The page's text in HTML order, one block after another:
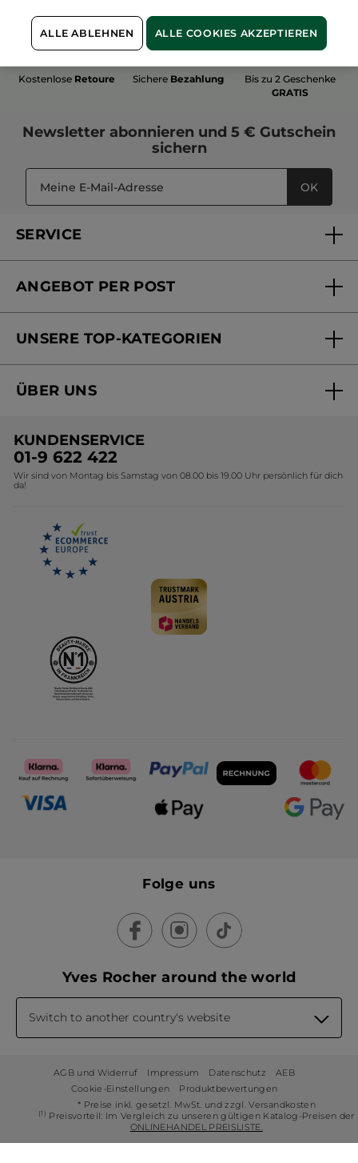
Kostenlose Retoure Sichere Bezahlung
Bis zu 2 Geschenke
GRATIS
Newsletter abonnieren und 5 € Gutschein
sichern
OK
SERVICE
Mein Konto
Online Preisliste
ANGEBOT PER POST
Versandhandel Preisliste
UNSERE TOP-KATEGORIEN
Black Friday Yves Rocher
Geschenkideen Yves Rocher
Kollektion Monoi Yves Rocher
ÜBER UNS
Umweltstiftung YR
Affiliate Programm
KUNDENSERVICE
01-9 622 422
Wir sind von Montag bis Samstag von 08.00 bis 19.00 Uhr persönlich für dich
da!
Folge uns
Yves Rocher around the world
Switch to another country's website
AGB und Widerruf Impressum Datenschutz
AEB
Cookie-Einstellungen
Produktbewertungen
* Preise inkl. gesetzl. MwSt. und zzgl. Versandkosten
(1) Preisvorteil: Im Vergleich zu unseren gültigen Katalog-Preisen der
ONLINEHANDEL PREISLISTE.
ALLE ABLEHNEN ALLE COOKIES AKZEPTIEREN